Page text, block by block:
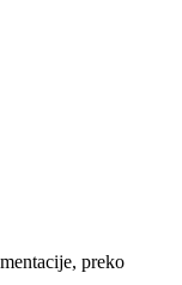
preko